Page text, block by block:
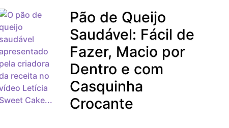
Pão de Queijo
Saudável: Fácil de
Fazer, Macio por
Dentro e com
Casquinha
Crocante